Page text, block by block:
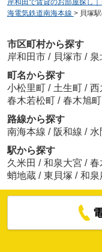
岸和田で賃貸のお部屋探し
海電気鉄道南海本線 > 貝塚
市区町村から探す
岸和田市 / 貝塚市 / 泉
町名から探す
小松里町 / 土生町 / 西
春木若松町 / 春木旭町
路線から探す
南海本線 / 阪和線 / 水
駅から探す
久米田 / 和泉大宮 / 春
蛸地蔵 / 東貝塚 / 和泉